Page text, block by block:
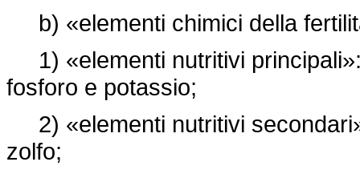
b) «elementi chimici della
1) «elementi nutritivi
fosforo e potassio;
2) «elementi nutritivi
zolfo;